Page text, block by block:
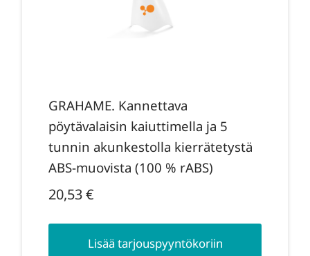
GRAHAME. Kannettava
pöytävalaisin kaiuttimella ja 5
tunnin akunkestolla kierrätetystä
ABS-muovista (100 % rABS)
20,53€
Lisää tarjouspyyntökoriin